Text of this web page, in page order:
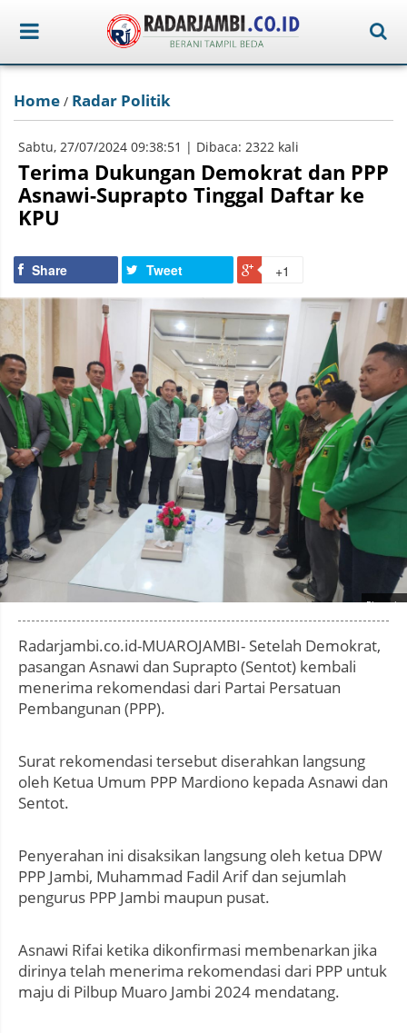
Home / Radar Politik
Sabtu, 27/07/2024 09:38:51 | Dibaca: 2322 kali
Terima Dukungan Demokrat dan PPP
Asnawi-Suprapto Tinggal Daftar ke
KPU
Share Tweet +1
Photo by
Radarjambi.co.id-MUAROJAMBI- Setelah Demokrat,
pasangan Asnawi dan Suprapto (Sentot) kembali
menerima rekomendasi dari Partai Persatuan
Pembangunan (PPP).
Surat rekomendasi tersebut diserahkan langsung
oleh Ketua Umum PPP Mardiono kepada Asnawi dan
Sentot.
Penyerahan ini disaksikan langsung oleh ketua DPW
PPP Jambi, Muhammad Fadil Arif dan sejumlah
pengurus PPP Jambi maupun pusat.
Asnawi Rifai ketika dikonfirmasi membenarkan jika
dirinya telah menerima rekomendasi dari PPP untuk
maju di Pilbup Muaro Jambi 2024 mendatang.